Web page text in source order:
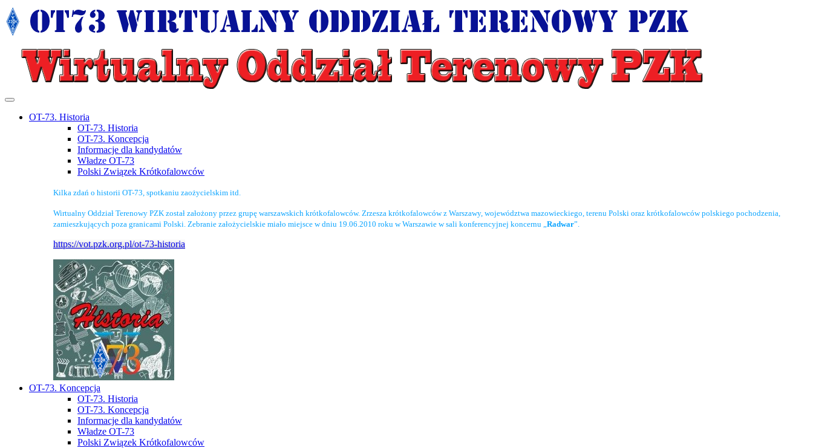
OT-73. Historia
OT-73. Historia
OT-73. Koncepcja
Informacje dla kandydatów
Władze OT-73
Polski Związek Krótkofalowców
Kilka zdań o historii OT-73, spotkaniu zaożycielskim itd.
Wirtualny Oddział Terenowy PZK został założony przez grupę warszawskich krótkofalowców. Zrzesza krótkofalowców z Warszawy, województwa mazowieckiego, terenu Polski oraz krótkofalowców polskiego pochodzenia,
zamieszkujących poza granicami Polski. Zebranie założycielskie miało miejsce w dniu 19.06.2010 roku w Warszawie w sali konferencyjnej koncernu „Radwar”.
https://vot.pzk.org.pl/ot-73-historia
OT-73. Koncepcja
OT-73. Historia
OT-73. Koncepcja
Informacje dla kandydatów
Władze OT-73
Polski Związek Krótkofalowców